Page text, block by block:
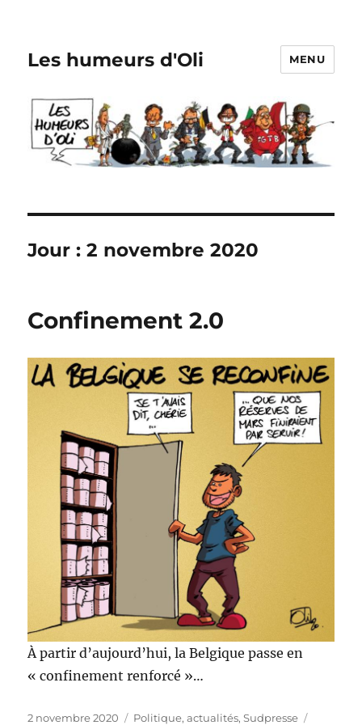
Les humeurs d'Oli MENU
Jour :2 novembre 2020
Confinement 2.0
À partir d’aujourd’hui, la Belgique passe en
« confinement renforcé »…
Publié
2 novembre 2020 Catégories
Politique, actualités,Sudpresse